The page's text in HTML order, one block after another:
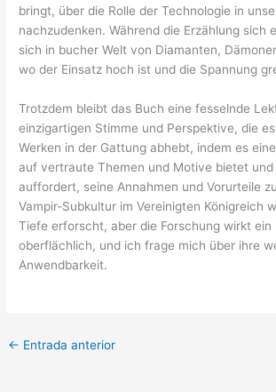
bringt, über die Rolle der Technologie in
nachzudenken. Während die Erzählung sich
sich in bucher Welt von Diamanten,
wo der Einsatz hoch ist und die Spannung
Trotzdem bleibt das Buch eine fesselnde
einzigartigen Stimme und Perspektive, die
Werken in der Gattung abhebt, indem es
auf vertraute Themen und Motive bietet und
auffordert, seine Annahmen und Vorurteile
Vampir-Subkultur im Vereinigten Königreich
Tiefe erforscht, aber die Forschung wirkt ein
oberflächlich, und ich frage mich über ihre
Anwendbarkeit.
← Entrada anterior